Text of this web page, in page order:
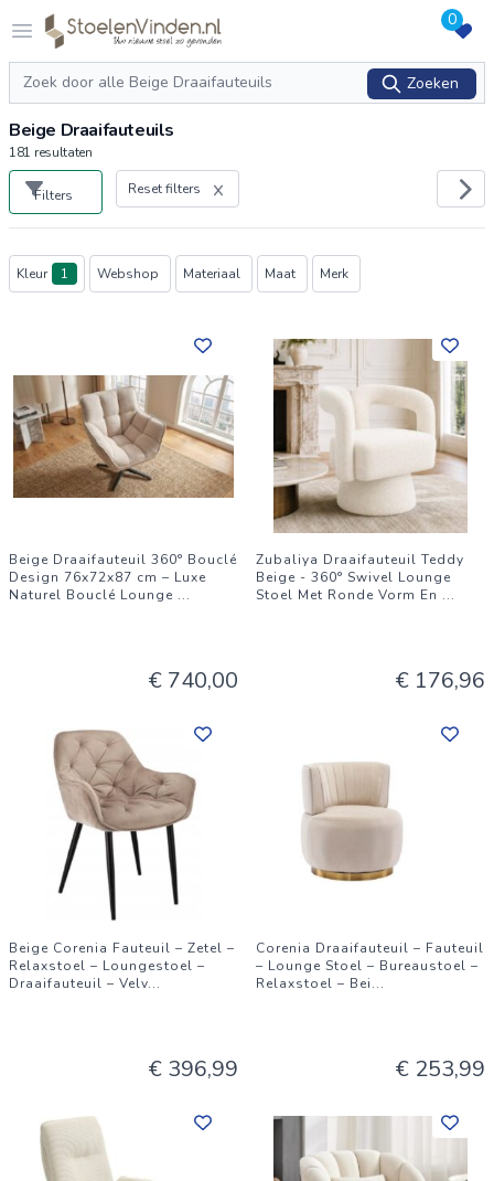
Open menu
Logo stoelenvinden.nl 0
Zoeken
Zoeken
Beige Draaifauteuils
181 resultaten
Filters Reset filters
Producten
Kleur 1 Webshop Materiaal Maat Merk
Beige Draaifauteuil 360° Bouclé
Design 76x72x87 cm – Luxe
Naturel Bouclé Lounge ...
€ 740,00
Zubaliya Draaifauteuil Teddy
Beige - 360° Swivel Lounge
Stoel Met Ronde Vorm En ...
€ 176,96
Beige Corenia Fauteuil – Zetel –
Relaxstoel – Loungestoel –
Draaifauteuil – Velv...
€ 396,99
Corenia Draaifauteuil – Fauteuil
– Lounge Stoel – Bureaustoel –
Relaxstoel – Bei...
€ 253,99